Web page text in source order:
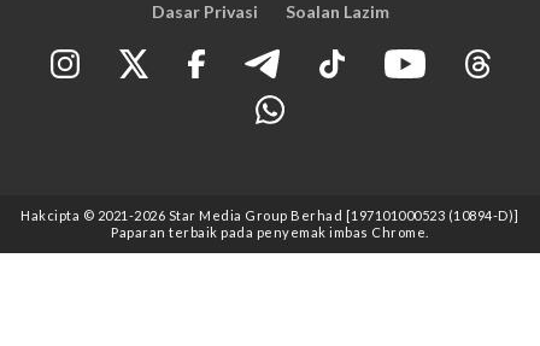
Dasar Privasi Soalan Lazim
Hakcipta © 2021 -2026 Star Media Group Berhad [197101000523 (10894-D)]
Paparan terbaik pada penyemak imbas Chrome.